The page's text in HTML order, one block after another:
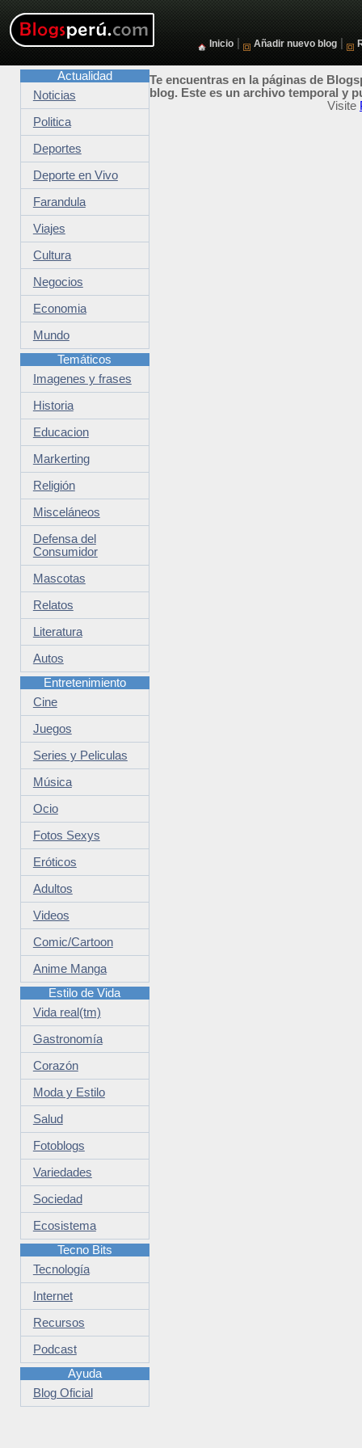
Inicio Añadir nuevo blog
Te encuentras en la páginas de
blog. Este es un archivo temporal y
Visite
Actualidad
Noticias
Politica
Deportes
Deporte en Vivo
Farandula
Viajes
Cultura
Negocios
Economia
Mundo
Temáticos
Imagenes y frases
Historia
Educacion
Markerting
Religión
Misceláneos
Defensa del
Consumidor
Mascotas
Relatos
Literatura
Autos
Entretenimiento
Cine
Juegos
Series y Peliculas
Música
Ocio
Fotos Sexys
Eróticos
Adultos
Videos
Comic/Cartoon
Anime Manga
Estilo de Vida
Vida real(tm)
Gastronomía
Corazón
Moda y Estilo
Salud
Fotoblogs
Variedades
Sociedad
Ecosistema
Tecno Bits
Tecnología
Internet
Recursos
Podcast
Ayuda
Blog Oficial